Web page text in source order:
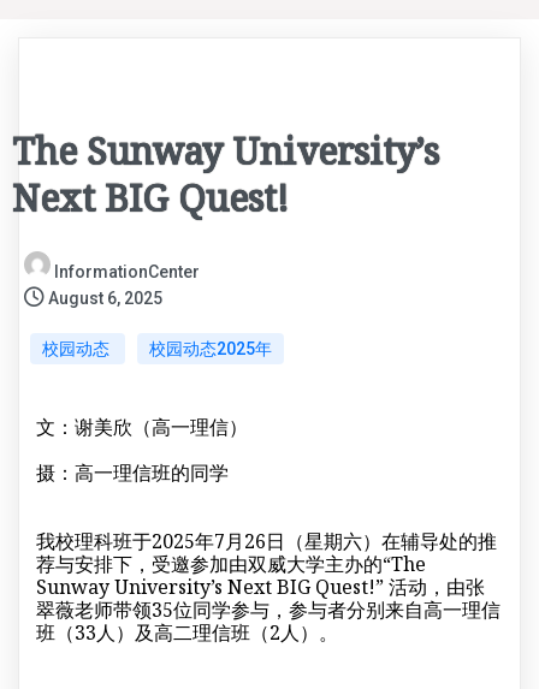
The Sunway University’s
Next BIG Quest!
InformationCenter
August 6, 2025
校园动态 校园动态2025年
文：谢美欣（高一理信）
摄：高一理信班的同学
我校理科班于2025年7月26日（星期六）在辅导处的推
荐与安排下，受邀参加由双威大学主办的“The
Sunway University’s Next BIG Quest!” 活动，由张
翠薇老师带领35位同学参与，参与者分别来自高一理信
班（33人）及高二理信班（2人）。